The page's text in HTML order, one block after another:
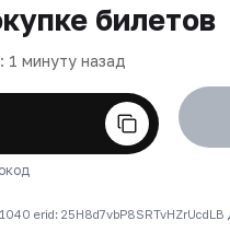
билетов
1 минуту назад
erid: 25H8d7vbP8SRTvHZrUcdLB